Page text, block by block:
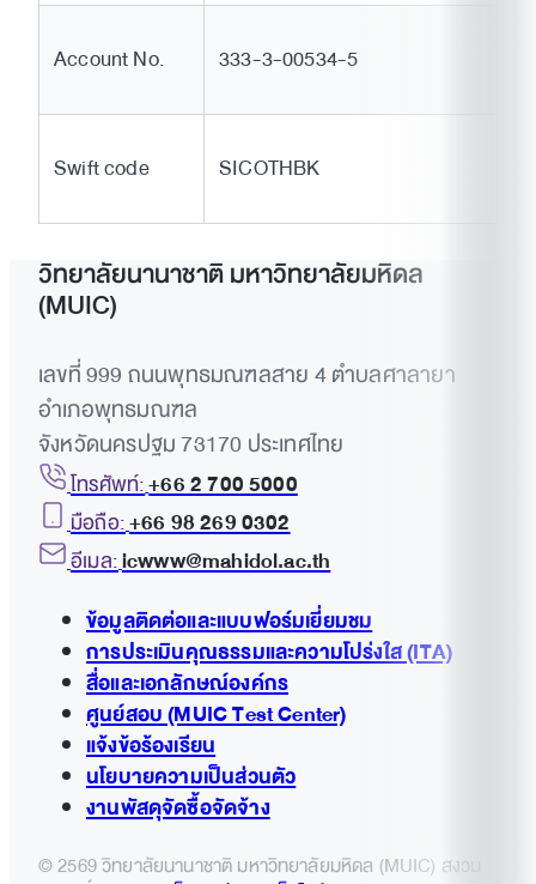
Account No. 333-3-00534-5
Swift code SICOTHBK
วิทยาลัยนานาชาติ มหาวิทยาลัยมหิดล
(MUIC)
เลขที่ 999 ถนนพุทธมณฑลสาย 4 ตำบลศาลายา
อำเภอพุทธมณฑล
จังหวัดนครปฐม 73170 ประเทศไทย
โทรศัพท์:+66 2 700 5000
มือถือ:+66 98 269 0302
อีเมล:icwww@mahidol.ac.th
ข้อมูลติดต่อและแบบฟอร์มเยี่ยมชม
การประเมินคุณธรรมและความโปร่งใส (ITA)
สื่อและเอกลักษณ์องค์กร
ศูนย์สอบ (MUIC Test Center)
แจ้งข้อร้องเรียน
นโยบายความเป็นส่วนตัว
งานพัสดุจัดซื้อจัดจ้าง
© 2569 วิทยาลัยนานาชาติ มหาวิทยาลัยมหิดล (MUIC) สงวน